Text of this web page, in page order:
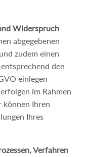
Widerspruch
abgegebenen
zudem einen
den
einlegen
im Rahmen
können Ihren
Ihres
Verfahren